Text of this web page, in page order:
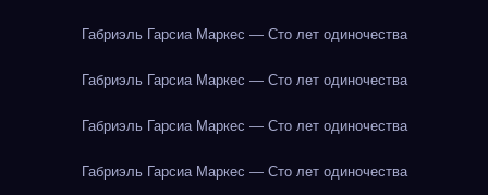
Габриэль Гарсиа Маркес — Сто лет одиночества
Габриэль Гарсиа Маркес — Сто лет одиночества
Габриэль Гарсиа Маркес — Сто лет одиночества
Габриэль Гарсиа Маркес — Сто лет одиночества